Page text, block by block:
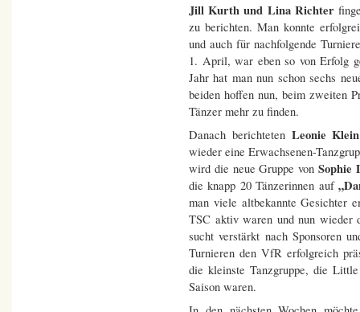
Jill Kurth und Lina Richter
zu berichten. Man konnte
und auch für nachfolgende
1. April, war eben so von Erfolg
Jahr hat man nun schon sechs
beiden hoffen nun, beim zweiten
Tänzer mehr zu finden.
Danach berichtetenLeonie Klein
wieder eine Erwachsenen-
wird die neue Gruppe von Sophie
die knapp 20 Tänzerinnen auf
man viele altbekannte Gesichter
TSC aktiv waren und nun wieder
sucht verstärkt nach Sponsoren
Turnieren den VfR erfolgreich
die kleinste Tanzgruppe, die
Saison waren.